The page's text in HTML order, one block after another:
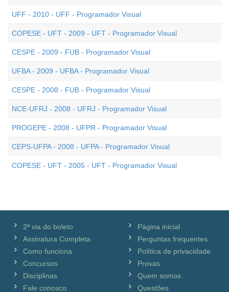
UFF - 2010 - UFF - Programador Visual
COPESE - UFT - 2009 - UFT - Programador Visual
CESPE - 2009 - FUB - Programador Visual
UFBA - 2009 - UFBA - Programador Visual
CESPE - 2008 - FUB - Programador Visual
NCE-UFRJ - 2008 - UFRJ - Programador Visual
PROGEPE - 2008 - UFPR - Programador Visual
CEPS-UFPA - 2008 - UFPA - Programador Visual
COPESE - UFT - 2005 - UFT - Programador Visual
2ª via do boleto
Assinatura Completa
Como funciona
Concursos
Disciplinas
Fale conosco
Página inicial
Perguntas frequentes
Política de privacidade
Provas
Quem somos
Questões